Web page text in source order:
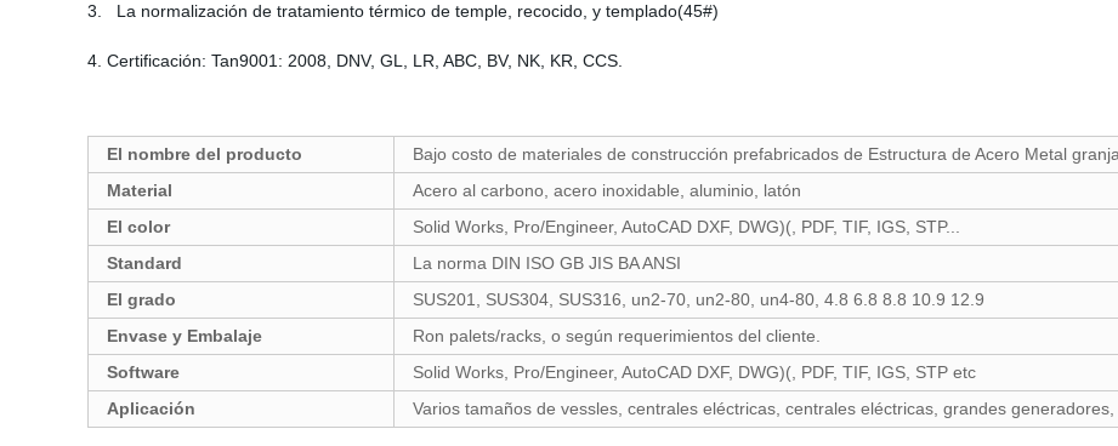
3. La normalización de tratamiento térmico de temple, recocido, y templado(45#)
4. Certificación: Tan9001: 2008, DNV, GL, LR, ABC, BV, NK, KR, CCS.
El nombre del producto
Bajo costo de materiales de construcción prefabricados de Estructura de Acero Metal
Material
Acero al carbono, acero inoxidable, aluminio, latón
El color
Solid Works, Pro/Engineer, AutoCAD DXF, DWG)(, PDF, TIF, IGS, STP...
Standard
La norma DIN ISO GB JIS BA ANSI
El grado
SUS201, SUS304, SUS316, un2-70, un2-80, un4-80, 4.8 6.8 8.8 10.9 12.9
Envase y Embalaje
Ron palets/racks, o según requerimientos del cliente.
Software
Solid Works, Pro/Engineer, AutoCAD DXF, DWG)(, PDF, TIF, IGS, STP etc
Aplicación
Varios tamaños de vessles, centrales eléctricas, centrales eléctricas, grandes